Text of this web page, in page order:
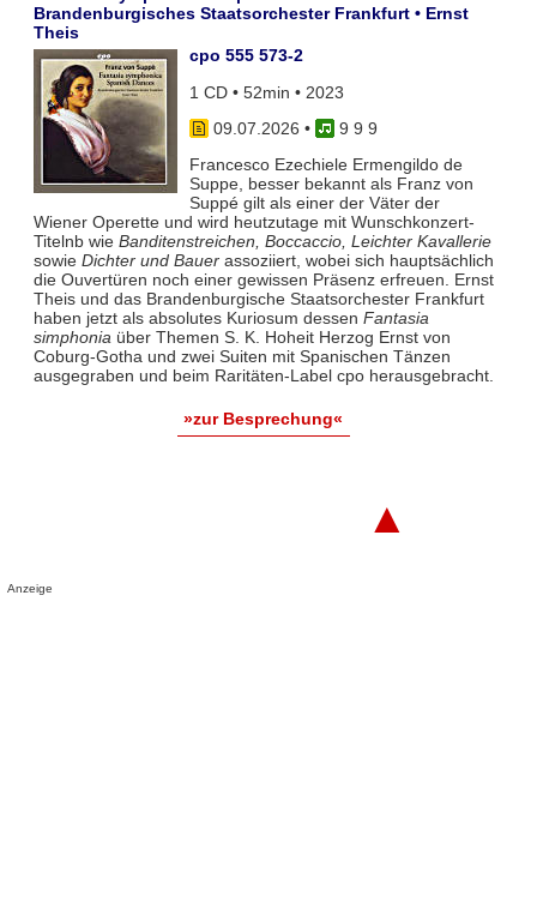
Brandenburgisches Staatsorchester Frankfurt • Ernst
Theis
cpo 555 573-2
1 CD • 52min • 2023
09.07.2026 •
9 9 9
Francesco Ezechiele Ermengildo de
Suppe, besser bekannt als Franz von
Suppé gilt als einer der Väter der
Wiener Operette und wird heutzutage mit Wunschkonzert-
Titelnb wie Banditenstreichen, Boccaccio, Leichter Kavallerie
sowie Dichter und Bauerassoziiert, wobei sich hauptsächlich
die Ouvertüren noch einer gewissen Präsenz erfreuen. Ernst
Theis und das Brandenburgische Staatsorchester Frankfurt
haben jetzt als absolutes Kuriosum dessen Fantasia
simphoniaüber Themen S. K. Hoheit Herzog Ernst von
Coburg-Gotha und zwei Suiten mit Spanischen Tänzen
ausgegraben und beim Raritäten-Label cpo herausgebracht.
»zur Besprechung«
▲
Anzeige